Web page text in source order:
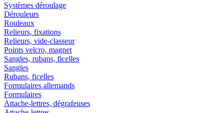
Systèmes déroulage
Dérouleurs
Rouleaux
Relieurs, fixations
Relieurs, vide-classeur
Points velcro, magnet
Sangles, rubans, ficelles
Sangles
Rubans, ficelles
Formulaires allemands
Formulaires
Attache-lettres, dégrafeuses